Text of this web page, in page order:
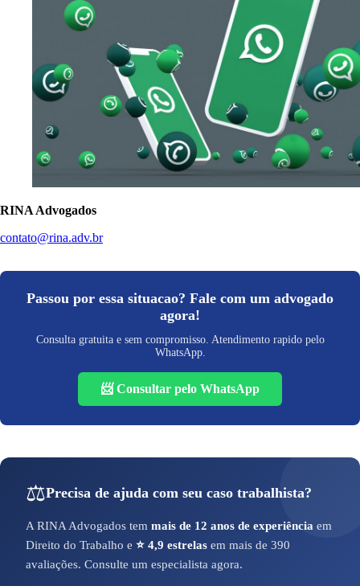
RINA Advogados
contato@rina.adv.br
Passou por essa situacao? Fale com um advogado
agora!
Consulta gratuita e sem compromisso. Atendimento rapido pelo
WhatsApp.
📨 Consultar pelo WhatsApp
⚖️Precisa de ajuda com seu caso trabalhista?
A RINA Advogados tem mais de 12 anos de experiência em
Direito do Trabalho e ⭐ 4,9 estrelas em mais de 390
avaliações. Consulte um especialista agora.